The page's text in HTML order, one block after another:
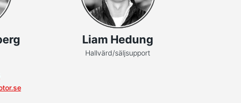
Liam Hedung
Hallvärd/säljsupport